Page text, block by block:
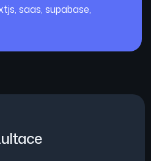
, saas, supabase,